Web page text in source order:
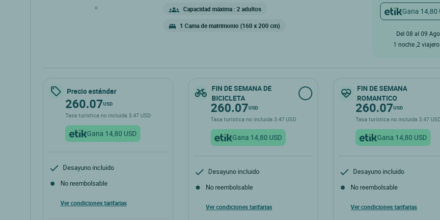
inusuales, que incluyen aire acondicionado, jacuzzi y terraza
Capacidad máxima : 2 adultos
1 Cama de matrimonio (160 x 200 cm)
Gana 14,80
Del 08 al 09 Ago
1 noche ,2
Precio estándar
260.07USD
Tasa turística no incluida 3.47 USD
Gana 14,80 USD
Desayuno incluido
No reembolsable
Ver condiciones tarifarias
FIN DE SEMANA DE
BICICLETA
260.07USD
Tasa turística no incluida 3.47 USD
Gana 14,80 USD
Desayuno incluido
No reembolsable
Ver condiciones tarifarias
FIN DE SEMANA
ROMANTICO
260.07USD
Tasa turística no incluida 3.47
Gana 14,80 USD
Desayuno incluido
No reembolsable
Ver condiciones tarifarias